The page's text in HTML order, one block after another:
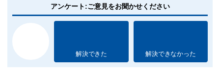
アンケート:ご意見をお聞かせください
解決できた 解決できなかった